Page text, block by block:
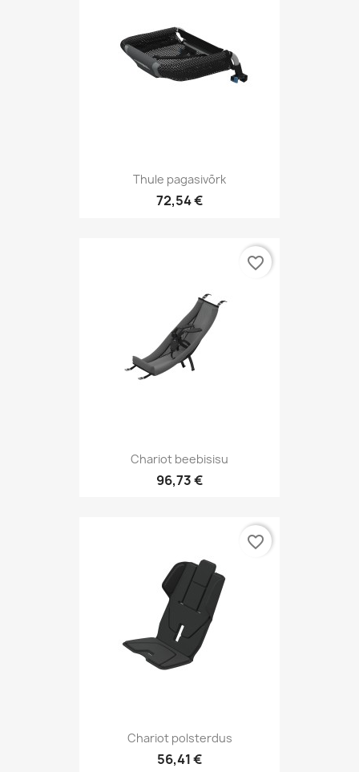
Thule pagasivõrk
72,54 €
Chariot beebisisu
96,73 €
favorite_border
Chariot polsterdus
56,41 €
favorite_border